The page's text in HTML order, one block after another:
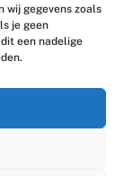
wij gegevens zoals
je geen
een nadelige